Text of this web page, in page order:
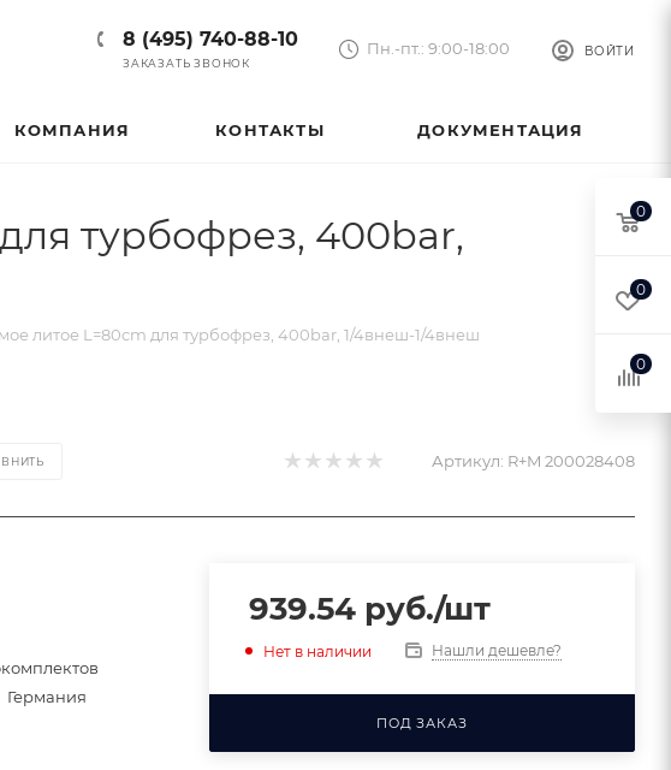
ВОЙТИ
8 (495) 740-88-10
ЗАКАЗАТЬ ЗВОНОК
Пн.-пт.: 9:00-18:00
КОМПАНИЯ КОНТАКТЫ ДОКУМЕНТАЦИЯ
турбофрез, 400bar,
литое L=80cm для турбофрез, 400bar, 1/4внеш-1/4внеш
Артикул: R+M 200028408
Германия
939.54руб./шт
Нет в наличии Нашли дешевле?
ПОД ЗАКАЗ
0
0
0